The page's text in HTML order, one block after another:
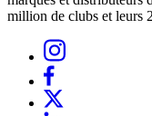
million de clubs et leurs